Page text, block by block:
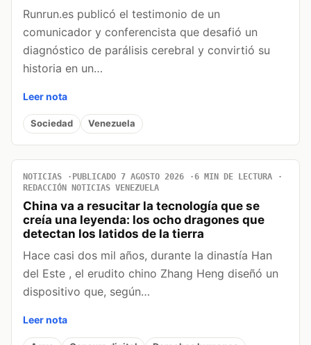
Runrun.es publicó el testimonio de un
comunicador y conferencista que desafió un
diagnóstico de parálisis cerebral y convirtió su
historia en un…
Leer nota
Sociedad Venezuela
NOTICIAS PUBLICADO 7 AGOSTO 2026
6 MIN DE LECTURA
REDACCIÓN NOTICIAS VENEZUELA
China va a resucitar la tecnología que se
creía una leyenda: los ocho dragones que
detectan los latidos de la tierra
Hace casi dos mil años, durante la dinastía Han
del Este , el erudito chino Zhang Heng diseñó un
dispositivo que, según…
Leer nota